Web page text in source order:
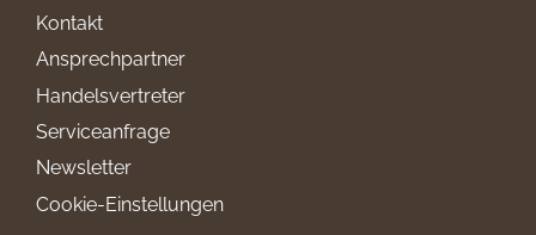
Kontakt
Ansprechpartner
Handelsvertreter
Serviceanfrage
Newsletter
Cookie-Einstellungen